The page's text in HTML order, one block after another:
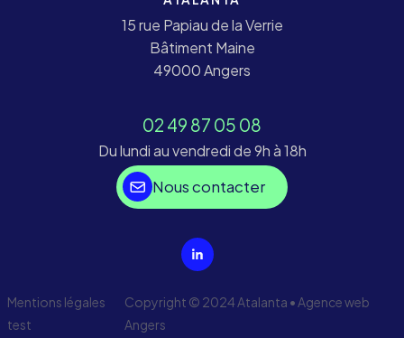
15 rue Papiau de la Verrie
Bâtiment Maine
49000 Angers
02 49 87 05 08
Du lundi au vendredi de 9h à 18h
Nous contacter
Mentions légales
test
Copyright © 2024 Atalanta • Agence web
Angers